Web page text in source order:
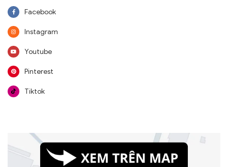
Facebook
Instagram
Youtube
Pinterest
Tiktok